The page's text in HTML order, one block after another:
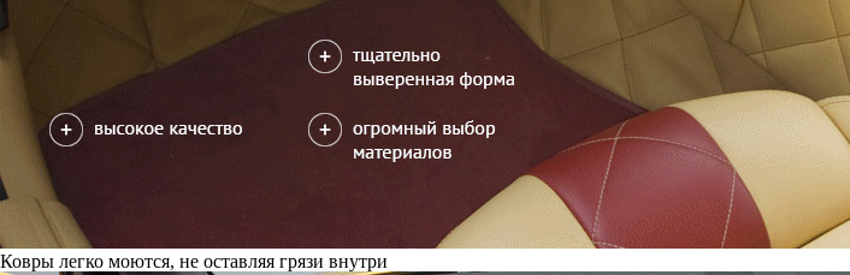
Ковры легко моются, не оставляя грязи внутри